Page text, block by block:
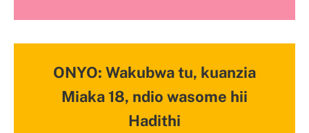
ONYO: Wakubwa tu, kuanzia
Miaka 18, ndio wasome hii
Hadithi